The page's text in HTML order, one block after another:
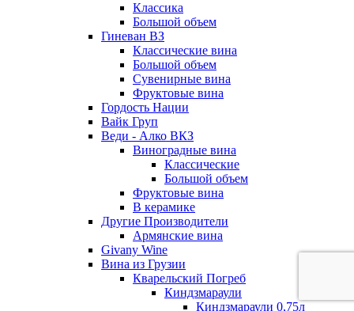
Классика
Большой объем
Гиневан ВЗ
Классические вина
Большой объем
Сувенирные вина
Фруктовые вина
Гордость Нации
Вайк Груп
Веди - Алко ВКЗ
Виноградные вина
Классические
Большой объем
Фруктовые вина
В керамике
Другие Производители
Армянские вина
Givany Wine
Вина из Грузии
Кварельский Погреб
Киндзмараули
Киндзмараули 0,75л